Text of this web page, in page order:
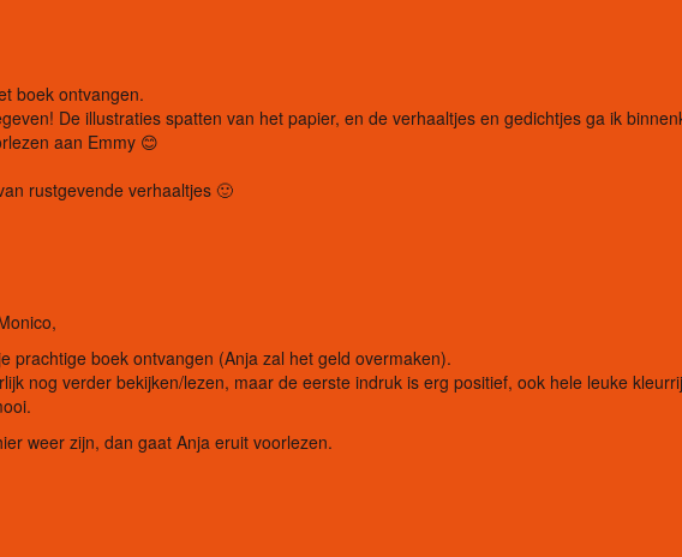
boek ontvangen.
De illustraties spatten van het papier, en de verhaaltjes en gedichtjes ga ik
aan Emmy 😊
rustgevende verhaaltjes 🙂
prachtige boek ontvangen (Anja zal het geld overmaken).
nog verder bekijken/lezen, maar de eerste indruk is erg positief, ook hele leuke
weer zijn, dan gaat Anja eruit voorlezen.